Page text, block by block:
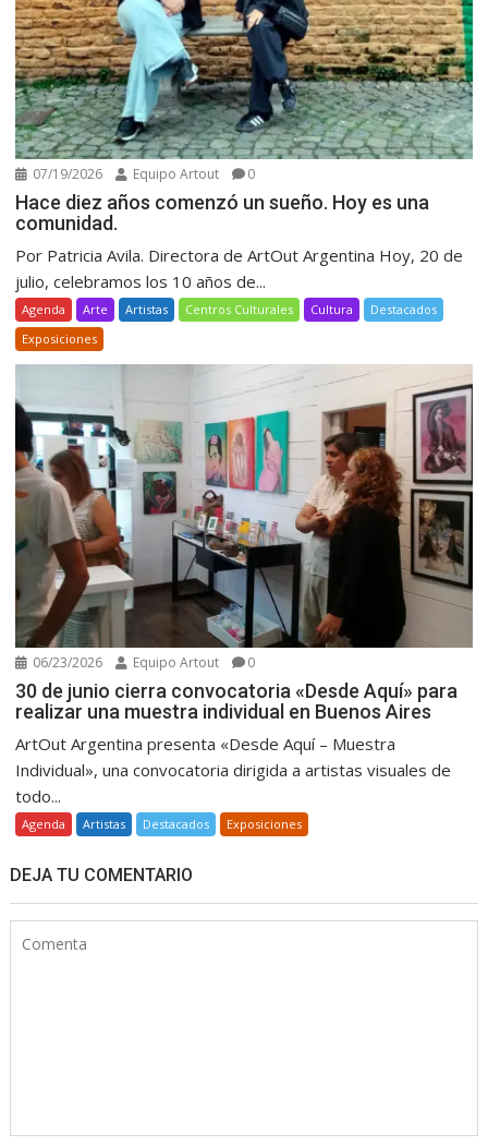
07/19/2026 Equipo Artout 0
Hace diez años comenzó un sueño. Hoy es una
comunidad.
Por Patricia Avila. Directora de ArtOut Argentina Hoy, 20 de
julio, celebramos los 10 años de...
Agenda Arte Artistas Centros Culturales Cultura
Destacados
Exposiciones
06/23/2026 Equipo Artout 0
30 de junio cierra convocatoria «Desde Aquí» para
realizar una muestra individual en Buenos Aires
ArtOut Argentina presenta «Desde Aquí – Muestra
Individual», una convocatoria dirigida a artistas visuales de
todo...
Agenda Artistas Destacados Exposiciones
DEJA TU COMENTARIO